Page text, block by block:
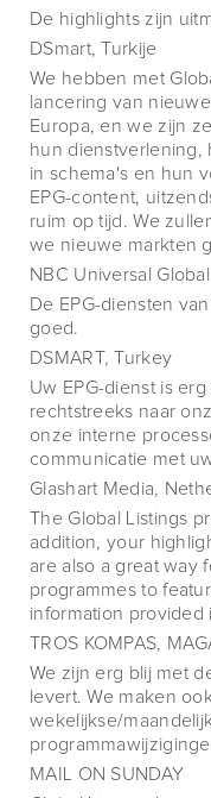
De highlights zijn
DSmart, Turkije
We hebben met
lancering van
Europa, en we zijn
hun dienstverlening,
in schema's en hun
EPG-content,
ruim op tijd. We
we nieuwe markten
NBC Universal
De EPG-diensten
goed.
DSMART, Turkey
Uw EPG-dienst is
rechtstreeks naar
onze interne
communicatie met
Glashart Media,
The Global Listings
addition, your
are also a great way
programmes to
information provided
TROS KOMPAS,
We zijn erg blij met
levert. We maken
wekelijkse/
MAIL ON SUNDAY